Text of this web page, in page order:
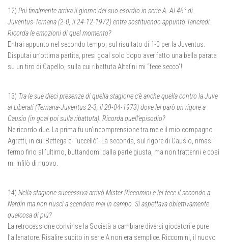
12) Poi finalmente arriva il giorno del suo esordio in serie A. Al 46° di
Juventus-Ternana (2-0, il 24-12-1972) entra sostituendo appunto Tancredi.
Ricorda le emozioni di quel momento?
Entrai appunto nel secondo tempo, sul risultato di 1-0 per la Juventus.
Disputai un’ottima partita, presi goal solo dopo aver fatto una bella parata
su un tiro di Capello, sulla cui ribattuta Altafini mi “fece secco”!
13) Tra le sue dieci presenze di quella stagione c’è anche quella contro la Juve
al Liberati (Ternana-Juventus 2-3, il 29-04-1973) dove lei parò un rigore a
Causio (in goal poi sulla ribattuta). Ricorda quell’episodio?
Ne ricordo due. La prima fu un’incomprensione tra me e il mio compagno
Agretti, in cui Bettega ci “uccellò”. La seconda, sul rigore di Causio, rimasi
fermo fino all’ultimo, buttandomi dalla parte giusta, ma non trattenni e così
mi infilò di nuovo.
14) Nella stagione successiva arrivò Mister Riccomini e lei fece il secondo a
Nardin ma non riuscì a scendere mai in campo. Si aspettava obiettivamente
qualcosa di più?
La retrocessione convinse la Società a cambiare diversi giocatori e pure
l’allenatore. Risalire subito in serie A non era semplice. Riccomini, il nuovo